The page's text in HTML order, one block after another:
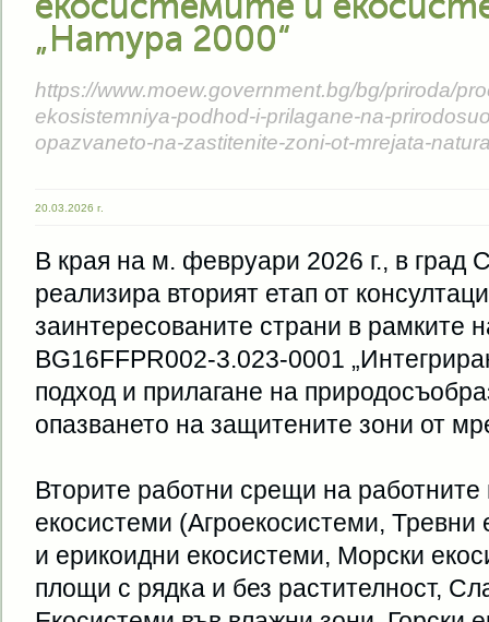
„Натура 2000“
https://www.moew.government.bg/bg/priroda/
ekosistemniya-podhod-i-prilagane-na-
opazvaneto-na-zastitenite-zoni-ot-mrejata-
20.03.2026 г.
В края на м. февруари 2026 г., в град
реализира вторият етап от
заинтересованите страни в рамките
BG16FFPR002-3.023-0001
подход и прилагане на
опазването на защитените зони от
Вторите работни срещи на работните
екосистеми (Агроекосистеми,
и ерикоидни екосистеми, Морски
площи с рядка и без растителност,